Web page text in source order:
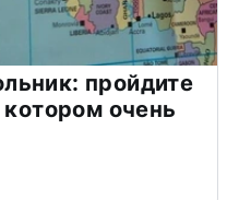
пройдите
очень